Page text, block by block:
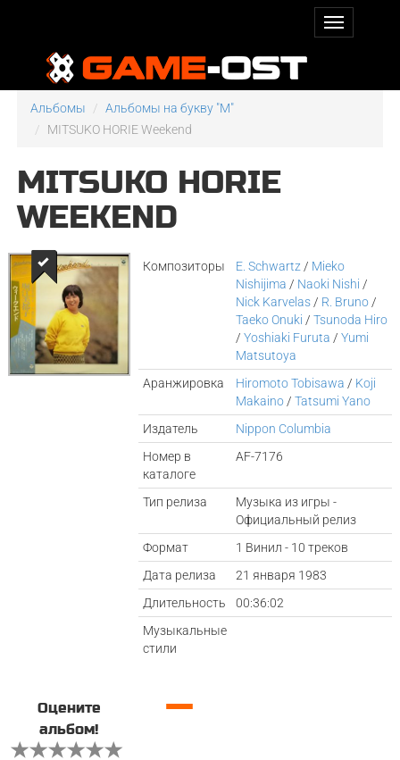
Альбомы
Альбомы на букву "M"
MITSUKO HORIE Weekend
MITSUKO HORIE
WEEKEND
Композиторы E. Schwartz / Mieko
Nishijima / Naoki Nishi /
Nick Karvelas / R. Bruno /
Taeko Onuki /Tsunoda Hiro
/Yoshiaki Furuta /Yumi
Matsutoya
Аранжировка
Hiromoto Tobisawa / Koji
Makaino /Tatsumi Yano
Издатель
Nippon Columbia
Номер в
каталоге
AF-7176
Тип релиза
Музыка из игры -
Официальный релиз
Формат
1 Винил - 10 треков
Дата релиза
21 января 1983
Длительность
00:36:02
Музыкальные
стили
Оцените
альбом!
—